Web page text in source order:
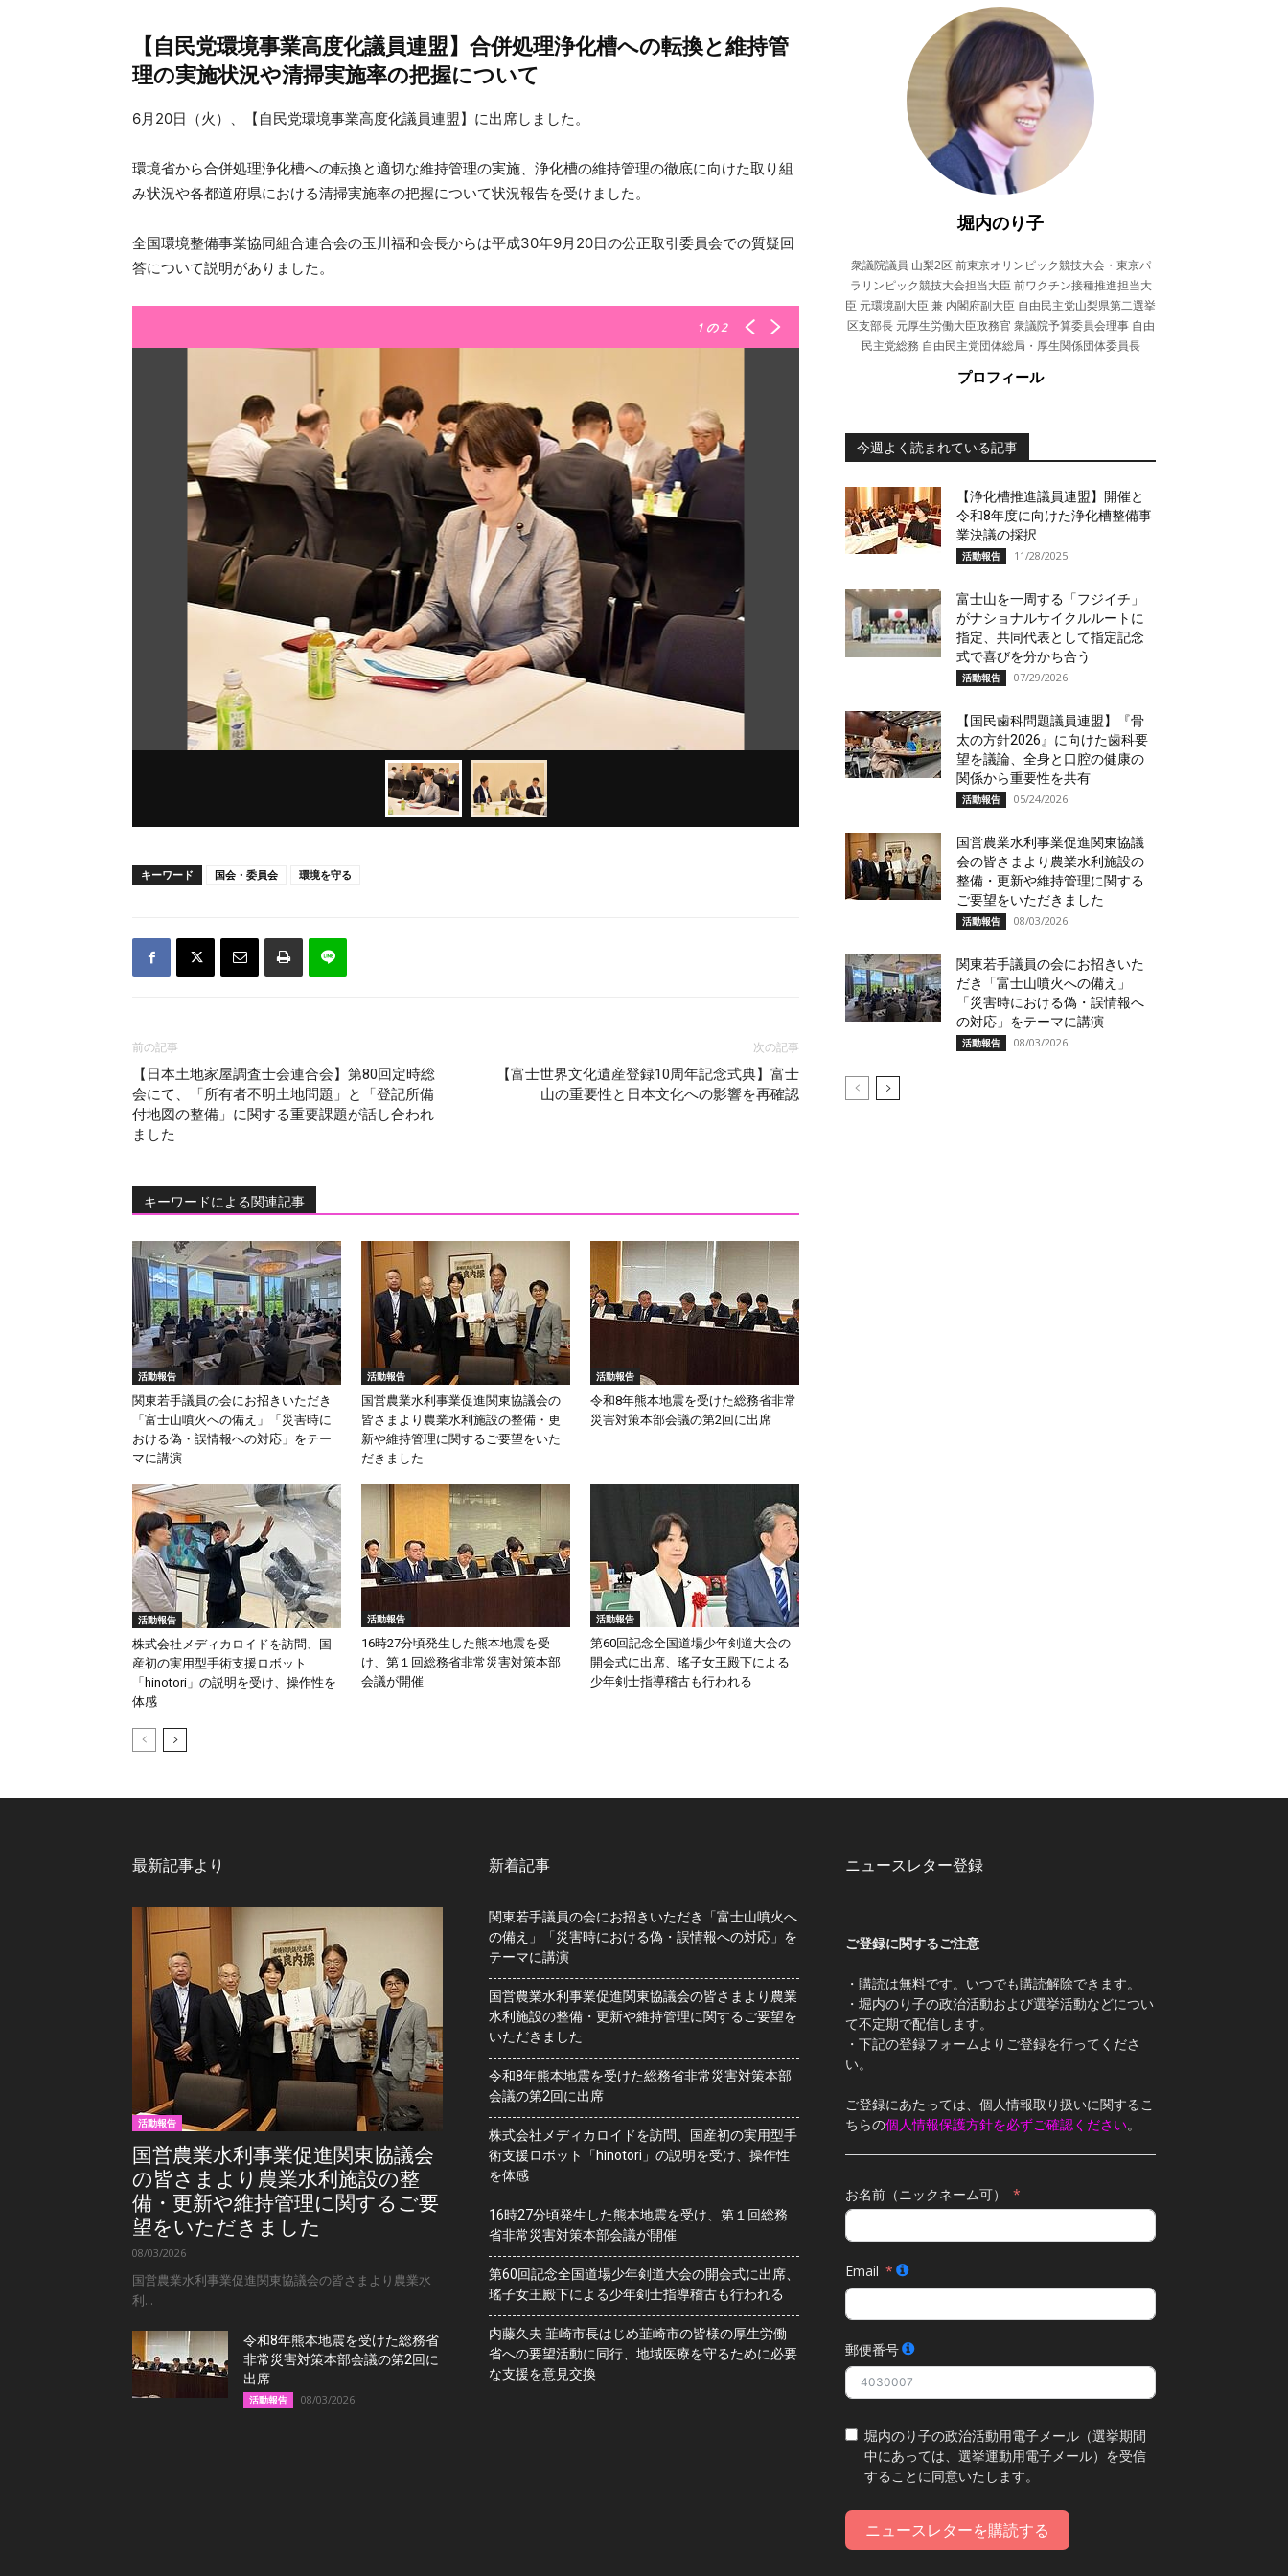
【自民党環境事業高度化議員連盟】合併処理浄化槽への転換と維持管
理の実施状況や清掃実施率の把握について
6月20日（火）、【自民党環境事業高度化議員連盟】に出席しました。
環境省から合併処理浄化槽への転換と適切な維持管理の実施、浄化槽の維持管理の徹底に向けた取り組
み状況や各都道府県における清掃実施率の把握について状況報告を受けました。
全国環境整備事業協同組合連合会の玉川福和会長からは平成30年9月20日の公正取引委員会での質疑回
答について説明がありました。
1 の 2
キーワード 国会・委員会 環境を守る
前の記事
【日本土地家屋調査士会連合会】第80回定時総
会にて、「所有者不明土地問題」と「登記所備
付地図の整備」に関する重要課題が話し合われ
ました
次の記事
【富士世界文化遺産登録10周年記念式典】富士
山の重要性と日本文化への影響を再確認
キーワードによる関連記事
活動報告
関東若手議員の会にお招きいただき
「富士山噴火への備え」「災害時に
おける偽・誤情報への対応」をテー
マに講演
活動報告
国営農業水利事業促進関東協議会の
皆さまより農業水利施設の整備・更
新や維持管理に関するご要望をいた
だきました
活動報告
令和8年熊本地震を受けた総務省非常
災害対策本部会議の第2回に出席
活動報告
株式会社メディカロイドを訪問、国
産初の実用型手術支援ロボット
「hinotori」の説明を受け、操作性を
体感
活動報告
16時27分頃発生した熊本地震を受
け、第１回総務省非常災害対策本部
会議が開催
活動報告
第60回記念全国道場少年剣道大会の
開会式に出席、瑤子女王殿下による
少年剣士指導稽古も行われる
堀内のり子
衆議院議員 山梨2区 前東京オリンピック競技大会・東京パ
ラリンピック競技大会担当大臣 前ワクチン接種推進担当大
臣 元環境副大臣 兼 内閣府副大臣 自由民主党山梨県第二選挙
区支部長 元厚生労働大臣政務官 衆議院予算委員会理事 自由
民主党総務 自由民主党団体総局・厚生関係団体委員長
プロフィール
今週よく読まれている記事
【浄化槽推進議員連盟】開催と
令和8年度に向けた浄化槽整備事
業決議の採択
活動報告 11/28/2025
富士山を一周する「フジイチ」
がナショナルサイクルルートに
指定、共同代表として指定記念
式で喜びを分かち合う
活動報告 07/29/2026
【国民歯科問題議員連盟】『骨
太の方針2026』に向けた歯科要
望を議論、全身と口腔の健康の
関係から重要性を共有
活動報告 05/24/2026
国営農業水利事業促進関東協議
会の皆さまより農業水利施設の
整備・更新や維持管理に関する
ご要望をいただきました
活動報告 08/03/2026
関東若手議員の会にお招きいた
だき「富士山噴火への備え」
「災害時における偽・誤情報へ
の対応」をテーマに講演
活動報告 08/03/2026
最新記事より
活動報告
国営農業水利事業促進関東協議会
の皆さまより農業水利施設の整
備・更新や維持管理に関するご要
望をいただきました
08/03/2026
国営農業水利事業促進関東協議会の皆さまより農業水
利...
令和8年熊本地震を受けた総務省
非常災害対策本部会議の第2回に
出席
活動報告 08/03/2026
新着記事
関東若手議員の会にお招きいただき「富士山噴火へ
の備え」「災害時における偽・誤情報への対応」を
テーマに講演
国営農業水利事業促進関東協議会の皆さまより農業
水利施設の整備・更新や維持管理に関するご要望を
いただきました
令和8年熊本地震を受けた総務省非常災害対策本部
会議の第2回に出席
株式会社メディカロイドを訪問、国産初の実用型手
術支援ロボット「hinotori」の説明を受け、操作性
を体感
16時27分頃発生した熊本地震を受け、第１回総務
省非常災害対策本部会議が開催
第60回記念全国道場少年剣道大会の開会式に出席、
瑤子女王殿下による少年剣士指導稽古も行われる
内藤久夫 韮崎市長はじめ韮崎市の皆様の厚生労働
省への要望活動に同行、地域医療を守るために必要
な支援を意見交換
ニュースレター登録
ご登録に関するご注意
・購読は無料です。いつでも購読解除できます。
・堀内のり子の政治活動および選挙活動などについ
て不定期で配信します。
・下記の登録フォームよりご登録を行ってくださ
い。
ご登録にあたっては、個人情報取り扱いに関するこ
ちらの個人情報保護方針を必ずご確認ください。
お名前（ニックネーム可）
Email
郵便番号
堀内のり子の政治活動用電子メール（選挙期間
中にあっては、選挙運動用電子メール）を受信
することに同意いたします。
ニュースレターを購読する